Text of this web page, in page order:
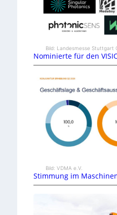
Bild: Landesmesse Stuttgart
Nominierte für den
Bild: VDMA e.V.
Stimmung im